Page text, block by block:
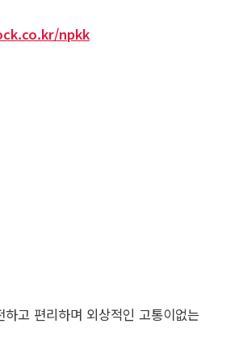
npkk
고 편리하며 외상적인 고통이없는